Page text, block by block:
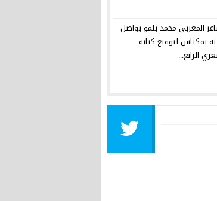
المغربي محمد بلمو يواصل
بمكناس لتوقيع كتابه
الرابع...